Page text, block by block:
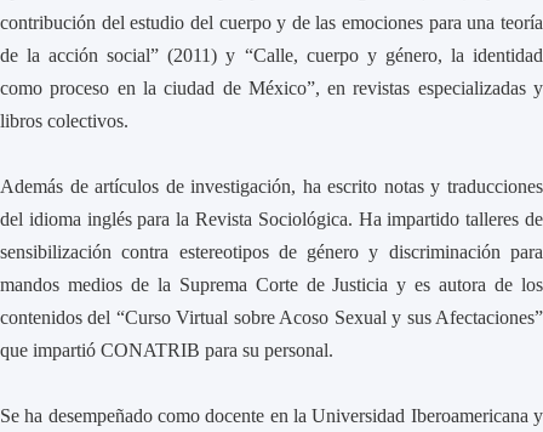
contribución del estudio del cuerpo y de las emociones para una teoría
de la acción social” (2011) y “Calle, cuerpo y género, la identidad
como proceso en la ciudad de México”, en revistas especializadas y
libros colectivos.
Además de artículos de investigación, ha escrito notas y traducciones
del idioma inglés para la Revista Sociológica. Ha impartido talleres de
sensibilización contra estereotipos de género y discriminación para
mandos medios de la Suprema Corte de Justicia y es autora de los
contenidos del “Curso Virtual sobre Acoso Sexual y sus Afectaciones”
que impartió CONATRIB para su personal.
Se ha desempeñado como docente en la Universidad Iberoamericana y